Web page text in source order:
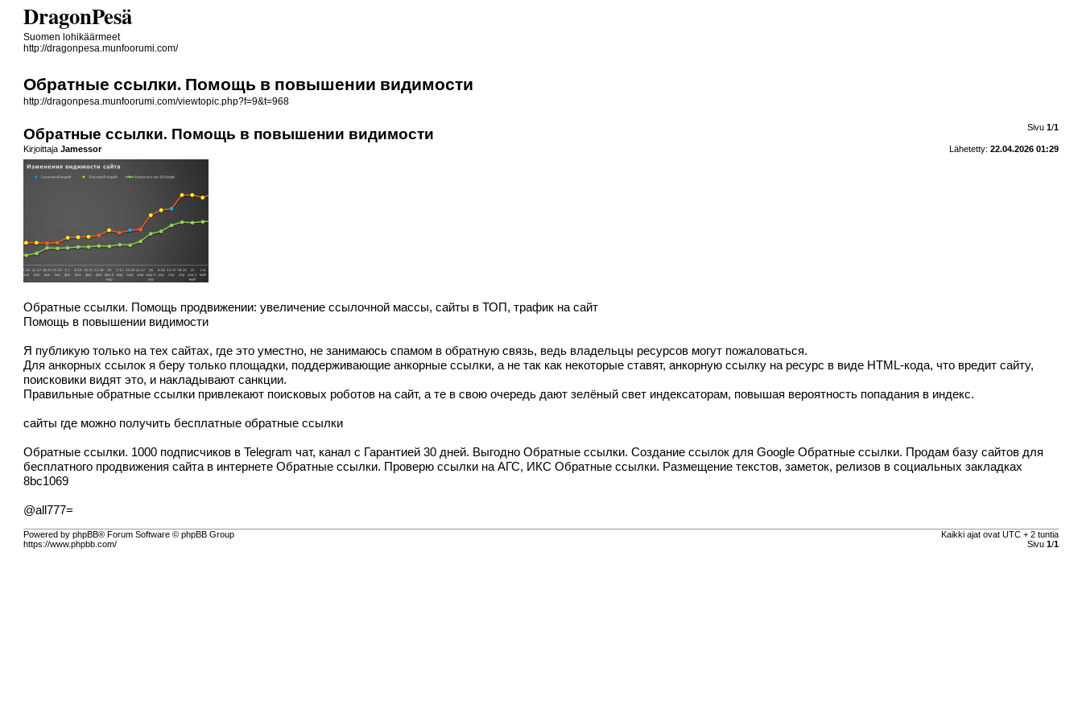
DragonPesä
Suomen lohikäärmeet
http://dragonpesa.munfoorumi.com/
Обратные ссылки. Помощь в повышении видимости
http://dragonpesa.munfoorumi.com/viewtopic.php?f=9&t=968
Sivu 1/1
Обратные ссылки. Помощь в повышении видимости
Lähetetty: 22.04.2026 01:29
KirjoittajaJamessor
Обратные ссылки. Помощь продвижении: увеличение ссылочной массы, сайты в ТОП, трафик на сайт
Помощь в повышении видимости
Я публикую только на тех сайтах, где это уместно, не занимаюсь спамом в обратную связь, ведь владельцы ресурсов могут пожаловаться.
Для анкорных ссылок я беру только площадки, поддерживающие анкорные ссылки, а не так как некоторые ставят, анкорную ссылку на ресурс в виде HTML-кода, что вредит сайту,
поисковики видят это, и накладывают санкции.
Правильные обратные ссылки привлекают поисковых роботов на сайт, а те в свою очередь дают зелёный свет индексаторам, повышая вероятность попадания в индекс.
сайты где можно получить бесплатные обратные ссылки
Обратные ссылки. 1000 подписчиков в Telegram чат, канал с Гарантией 30 дней. Выгодно Обратные ссылки. Создание ссылок для Google Обратные ссылки. Продам базу сайтов для
бесплатного продвижения сайта в интернете Обратные ссылки. Проверю ссылки на АГС, ИКС Обратные ссылки. Размещение текстов, заметок, релизов в социальных закладках
8bc1069
@all777=
Kaikki ajat ovat UTC + 2 tuntia
Sivu 1/1
Powered by phpBB® Forum Software © phpBB Group
https://www.phpbb.com/